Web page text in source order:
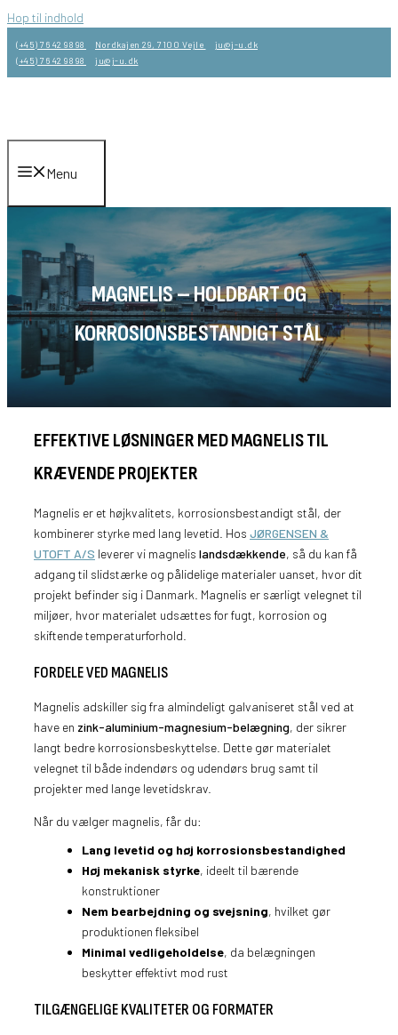
Hop til indhold
(+45) 76 42 98 98 Nordkajen 29, 7100 Vejle
ju@j-u.dk
(+45) 76 42 98 98
ju@j-u.dk
Menu
MAGNELIS – HOLDBART OG
KORROSIONSBESTANDIGT STÅL
EFFEKTIVE LØSNINGER MED MAGNELIS TIL
KRÆVENDE PROJEKTER
Magnelis er et højkvalitets, korrosionsbestandigt stål, der
kombinerer styrke med lang levetid. Hos JØRGENSEN &
UTOFT A/S leverer vi magnelis landsdækkende, så du kan få
adgang til slidstærke og pålidelige materialer uanset, hvor dit
projekt befinder sig i Danmark. Magnelis er særligt velegnet til
miljøer, hvor materialet udsættes for fugt, korrosion og
skiftende temperaturforhold.
FORDELE VED MAGNELIS
Magnelis adskiller sig fra almindeligt galvaniseret stål ved at
have en zink-aluminium-magnesium-belægning, der sikrer
langt bedre korrosionsbeskyttelse. Dette gør materialet
velegnet til både indendørs og udendørs brug samt til
projekter med lange levetidskrav.
Når du vælger magnelis, får du:
Lang levetid og høj korrosionsbestandighed
Høj mekanisk styrke, ideelt til bærende
konstruktioner
Nem bearbejdning og svejsning, hvilket gør
produktionen fleksibel
Minimal vedligeholdelse, da belægningen
beskytter effektivt mod rust
TILGÆNGELIGE KVALITETER OG FORMATER